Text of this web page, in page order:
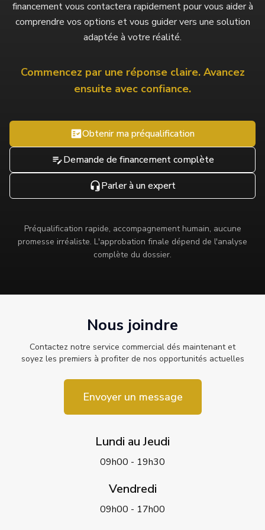
financement vous contactera rapidement pour vous aider à
comprendre vos options et vous guider vers une solution
adaptée à votre réalité.
Commencez par une réponse claire. Avancez
ensuite avec confiance.
Obtenir ma préqualification
Demande de financement complète
Parler à un expert
Préqualification rapide, accompagnement humain, aucune
promesse irréaliste. L'approbation finale dépend de l'analyse
complète du dossier.
Nous joindre
Contactez notre service commercial dés maintenant et
soyez les premiers à profiter de nos opportunités actuelles
Envoyer un message
Lundi au Jeudi
09h00 - 19h30
Vendredi
09h00 - 17h00